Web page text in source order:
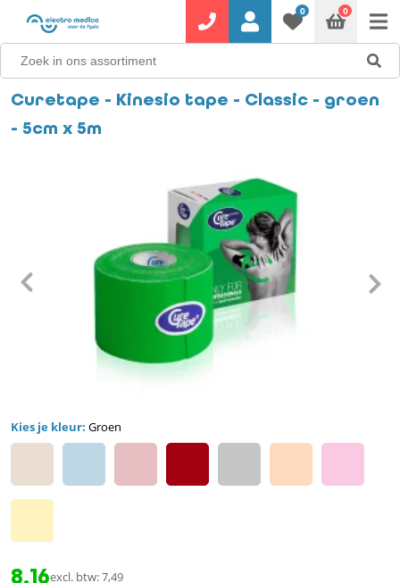
0 0
Curetape - Kinesio tape - Classic - groen
- 5cm x 5m
Kies je kleur: Groen
8,16excl. btw: 7,49